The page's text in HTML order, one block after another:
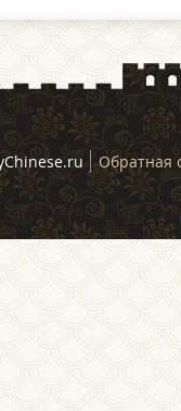
Обратная